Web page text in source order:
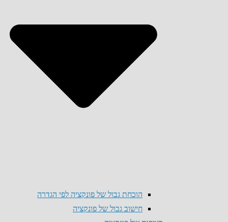
הוכחת גבול של פונקציה לפי הגדרה
חישוב גבול של פונקציה